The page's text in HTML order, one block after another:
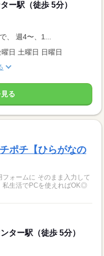
ー駅（徒歩 5分）
、 週4〜、1...
日 土曜日 日曜日
る
ポチ【ひらがなの
私生活でPCを使えればOK◎
ター駅（徒歩 5分）